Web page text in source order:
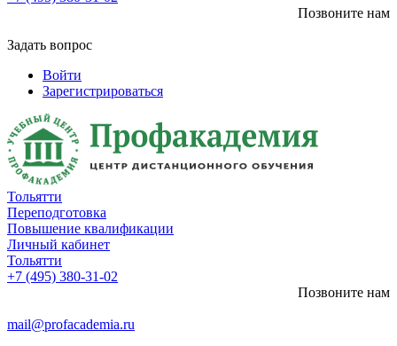
Позвоните нам
Задать вопрос
Войти
Зарегистрироваться
Тольятти
Переподготовка
Повышение квалификации
Личный кабинет
Тольятти
+7 (495) 380-31-02
Позвоните нам
mail@profacademia.ru